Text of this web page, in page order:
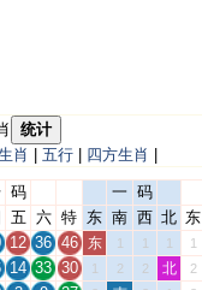
统计
肖 五行 四方生肖
码 一 码
五 六 特 东 南 西 北 东
12 36 46 东 1 1 1 1
14 33 30 1 2 2 北 2